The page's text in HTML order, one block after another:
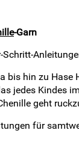
-Garn
bis hin zu
jedes Kindes
geht
für